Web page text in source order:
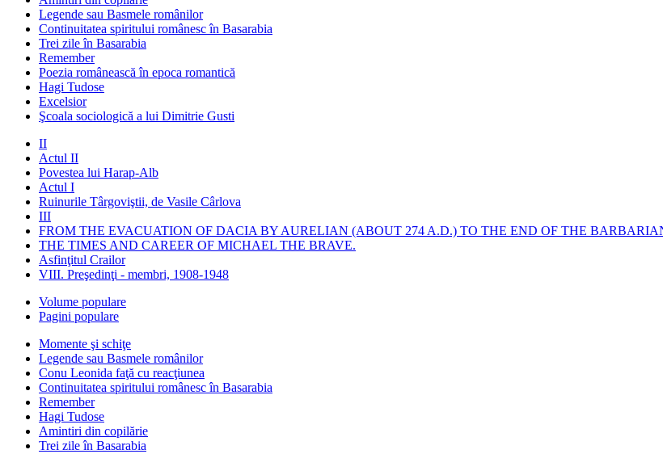
Legende sau Basmele românilor
Continuitatea spiritului românesc în Basarabia
Trei zile în Basarabia
Remember
Poezia românească în epoca romantică
Hagi Tudose
Excelsior
Şcoala sociologică a lui Dimitrie Gusti
II
Actul II
Povestea lui Harap-Alb
Actul I
Ruinurile Târgoviştii, de Vasile Cârlova
III
FROM THE EVACUATION OF DACIA BY AURELIAN (ABOUT 274 A.D.) TO THE END OF THE
THE TIMES AND CAREER OF MICHAEL THE BRAVE.
Asfinţitul Crailor
VIII. Preşedinţi - membri, 1908-1948
Volume populare
Pagini populare
Momente şi schiţe
Legende sau Basmele românilor
Conu Leonida faţă cu reacţiunea
Continuitatea spiritului românesc în Basarabia
Remember
Hagi Tudose
Amintiri din copilărie
Trei zile în Basarabia